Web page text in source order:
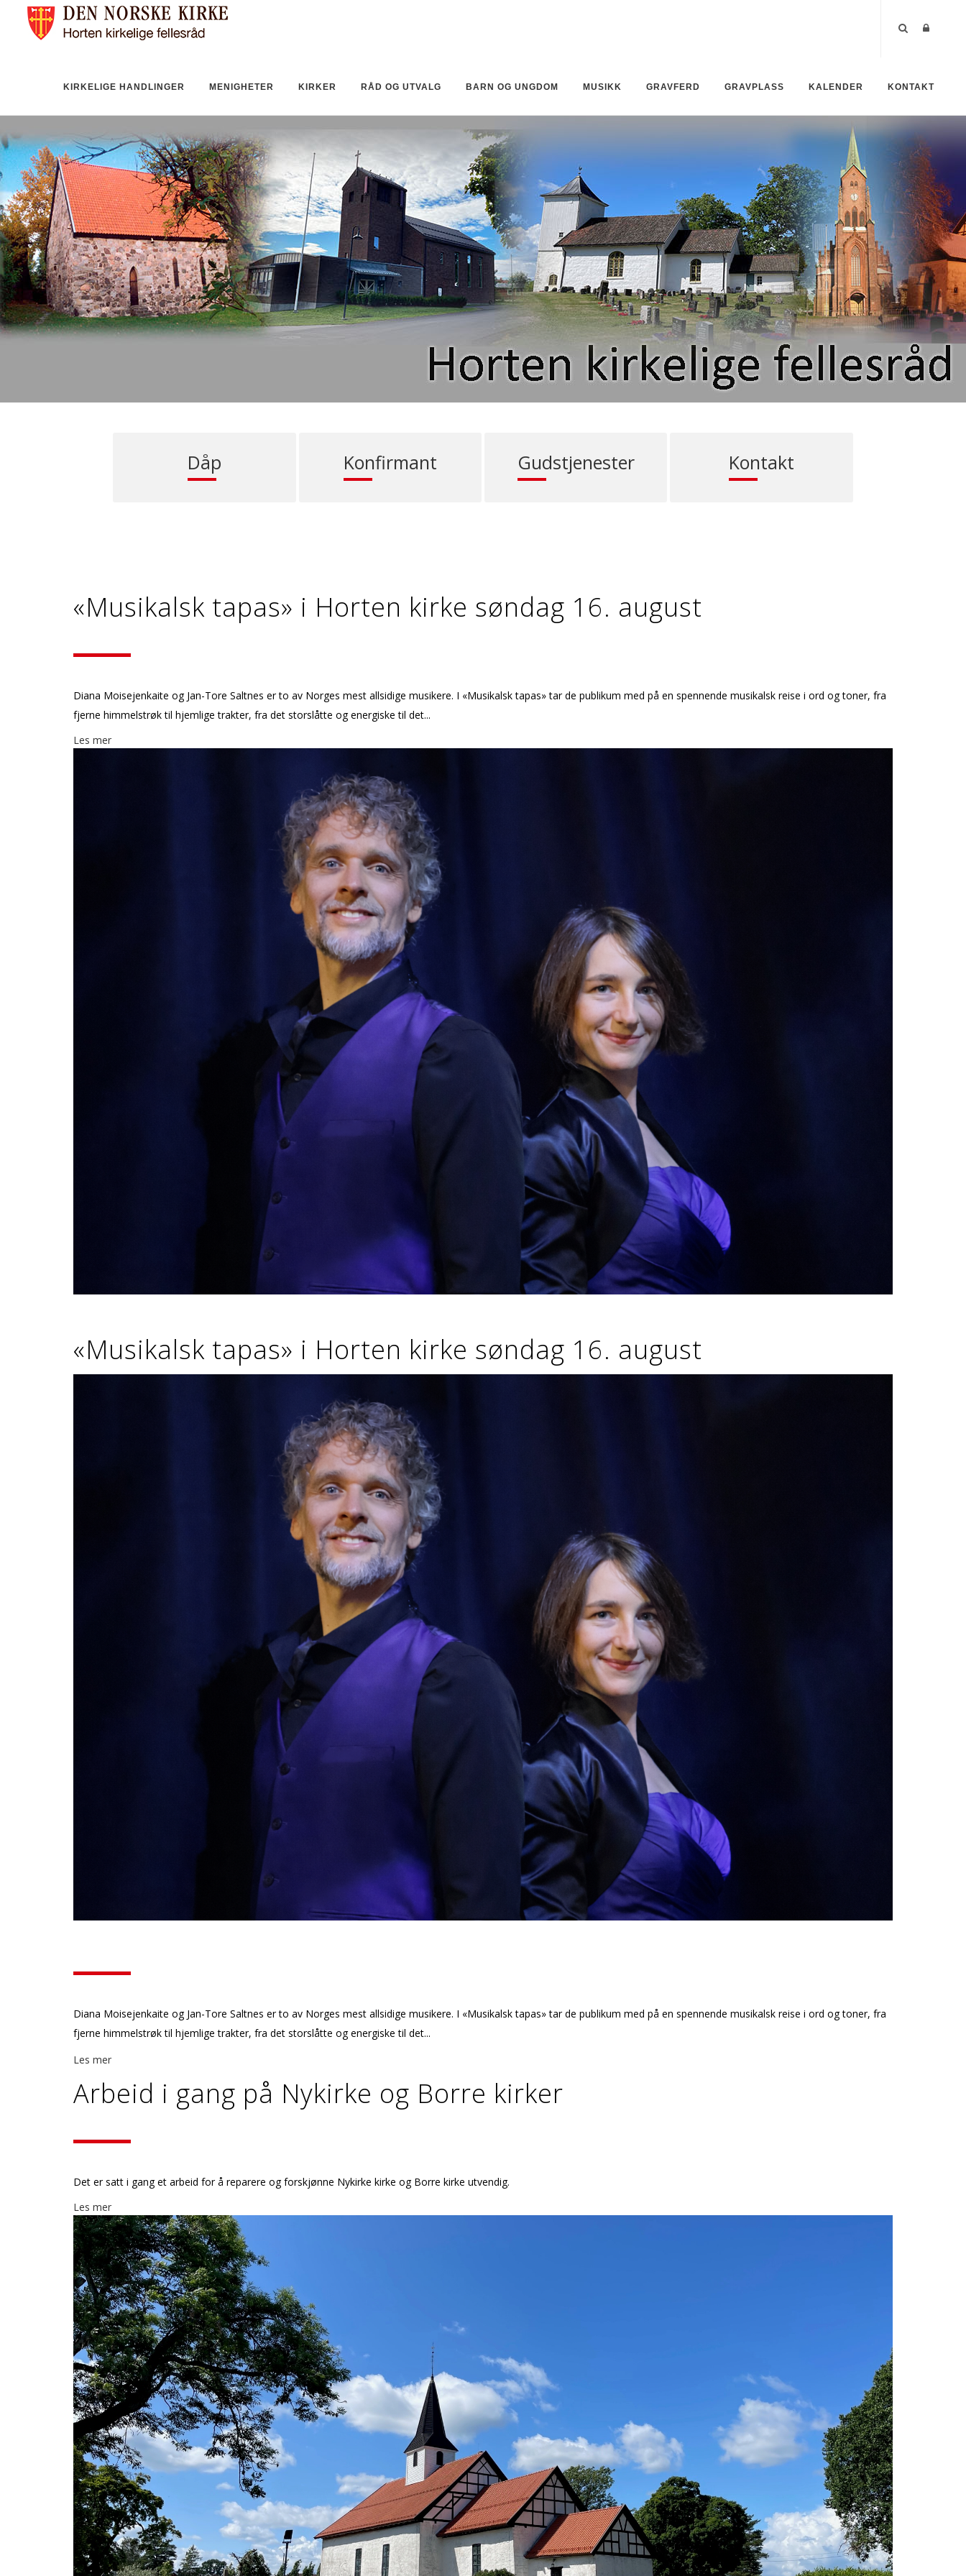
KIRKELIGE HANDLINGER MENIGHETER KIRKER RÅD OG UTVALG BARN OG UNGDOM MUSIKK GRAVFERD GRAVPLASS KALENDER KONTAKT
Dåp Konfirmant Gudstjenester Kontakt
«Musikalsk tapas» i Horten kirke søndag 16. august
Diana Moisejenkaite og Jan-Tore Saltnes er to av Norges mest allsidige musikere. I «Musikalsk tapas» tar de publikum med på en spennende musikalsk reise i ord og toner, fra
fjerne himmelstrøk til hjemlige trakter, fra det storslåtte og energiske til det...
Les mer
«Musikalsk tapas» i Horten kirke søndag 16. august
Diana Moisejenkaite og Jan-Tore Saltnes er to av Norges mest allsidige musikere. I «Musikalsk tapas» tar de publikum med på en spennende musikalsk reise i ord og toner, fra
fjerne himmelstrøk til hjemlige trakter, fra det storslåtte og energiske til det...
Les mer
Arbeid i gang på Nykirke og Borre kirker
Det er satt i gang et arbeid for å reparere og forskjønne Nykirke kirke og Borre kirke utvendig.
Les mer